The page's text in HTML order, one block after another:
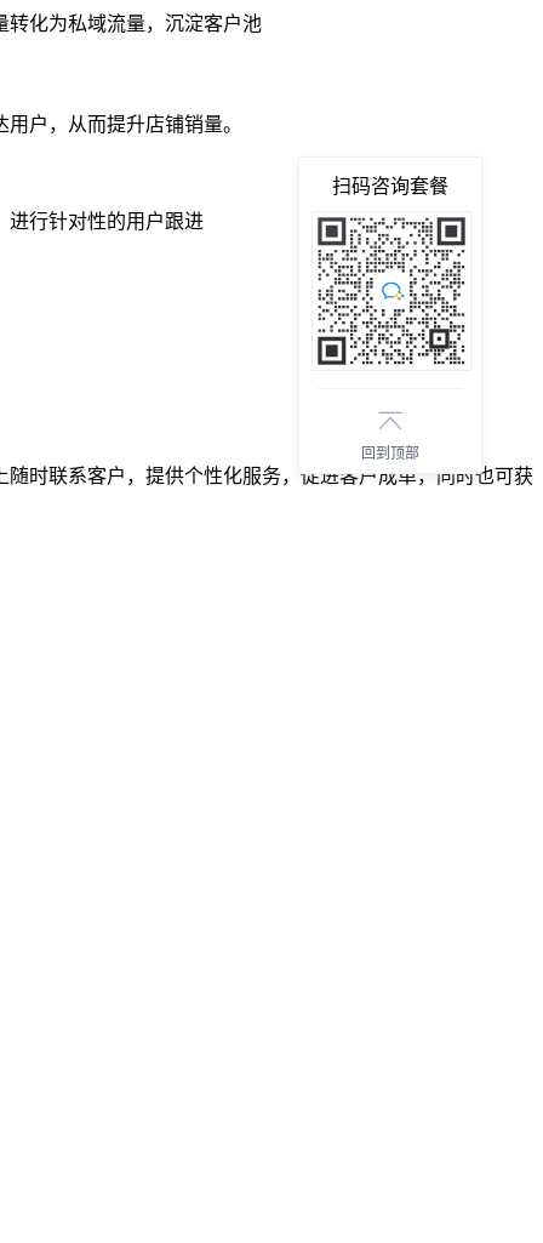
转化为私域流量，沉淀客户池
户，从而提升店铺销量。
进行针对性的用户跟进
时联系客户，提供个性化服务，促进客户成单，同时也可获
扫码咨询套餐
回到顶部